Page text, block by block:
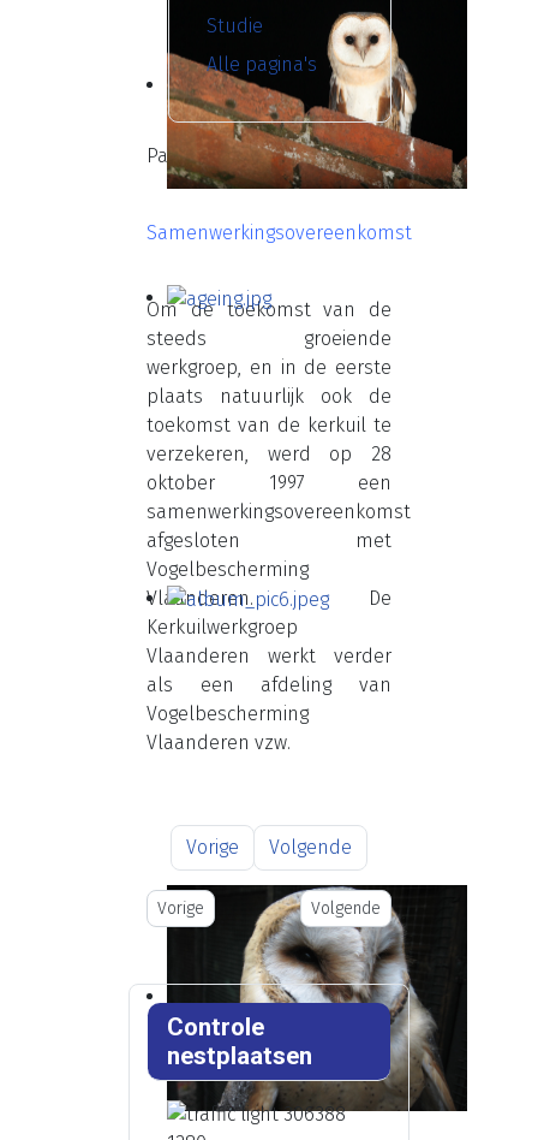
Studie
Alle pagina's
Pagina 3 van 4
Samenwerkingsovereenkomst
Om de toekomst van de
steeds groeiende
werkgroep, en in de eerste
plaats natuurlijk ook de
toekomst van de kerkuil te
verzekeren, werd op 28
oktober 1997 een
samenwerkingsovereenkomst
afgesloten met
Vogelbescherming
Vlaanderen. De
Kerkuilwerkgroep
Vlaanderen werkt verder
als een afdeling van
Vogelbescherming
Vlaanderen vzw.
Vorige Volgende
Vorig artikel: Doelstellingen
Vorige Volgende artikel: Contact
Volgende
Controle
nestplaatsen